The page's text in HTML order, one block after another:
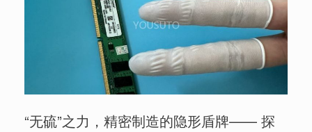
“无硫”之力，精密制造的隐形盾牌—— 探